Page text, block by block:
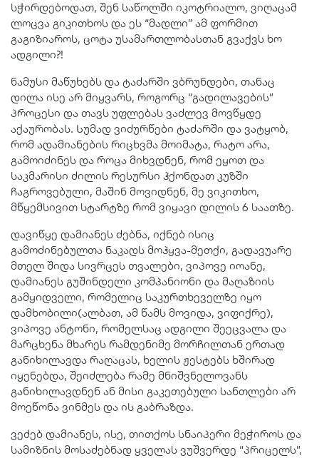
სჭირდებოდათ, შენ საწოლში იკოტრიალო, ვიღაცამ
ლოცვა გიკითხოს და ეს “მადლი” ამ ფორმით
გაგიზიაროს, ცოტა უსამართლობასთან გვაქვს ხო
ადგილი?!
ნამუსი მაწუხებს და ტაძარში ვბრუნდები, თანაც
დილა ისე არ მიყვარს, როგორც “გადილავების”
პროცესი და თავს უფლებას ვაძლევ მოვწყდე
აქაურობას. Სუმად ვიძურწები ტაძარში და ვატყობ,
რომ ადამიანების რიცხვმა მოიმატა, რატო არა,
გამოიძინეს და როცა მიხვდნენ, რომ ეყოთ და
საკმარისი ძილის რესურსი ჰქონდათ კუზში
ჩაგროვებული, მაშინ მოვიდნენ, მე ვიკითხო,
მწყემსივით სტარტზე რომ ვიყავი დილის 6 საათზე.
დავიწყე დამიანეს ძებნა, იქნებ ისიც
გამოძინებულთა ნაკადს მოჰყვა-მეთქი, გადავუარე
მთელ შიდა სივრცეს თვალები, ვიპოვე იოანე,
დამიანეს გუშინდელი კომპანიონი და მაღაზიის
გამყიდველი, რომელიც საკურთხეველზე იყო
დამხობილი(ალბათ, ამ წამს მოვიდა, ვიფიქრე),
ვიპოვე ანტონი, რომელსაც ადგილი შეეცვალა და
მარცხენა მხარეს რამდენიმე მორჩილთან ერთად
განიხილავდა რაღაცას, ხელის ჟესტებს ხშირად
იყენებდა, შეიძლება რამე მნიშვნელოვანს
განიხილავდნენ ან მისი გაკეთებული სანთლები არ
მოეწონა ვინმეს და ის გაბრაზდა.
ვეძებ დამიანეს, ისე, თითქოს სნაიპერი მეჭიროს და
სამიზნის მოსაძებნად ყველას ვუშვერდე “პრიცელს”,